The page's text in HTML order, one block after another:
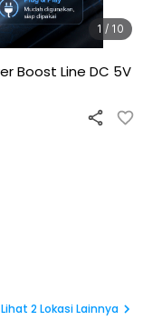
1 / 10
Boost Line DC 5V
Lihat 2Lokasi Lainnya